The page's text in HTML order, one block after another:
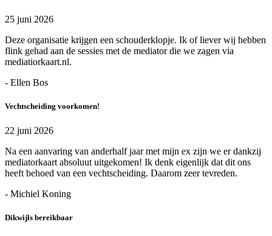
25 juni 2026
Deze organisatie krijgen een schouderklopje. Ik of liever wij hebben
flink gehad aan de sessies met de mediator die we zagen via
mediatiorkaart.nl.
- Ellen Bos
Vechtscheiding voorkomen!
22 juni 2026
Na een aanvaring van anderhalf jaar met mijn ex zijn we er dankzij
mediatorkaart absoluut uitgekomen! Ik denk eigenlijk dat dit ons
heeft behoed van een vechtscheiding. Daarom zeer tevreden.
- Michiel Koning
Dikwijls bereikbaar